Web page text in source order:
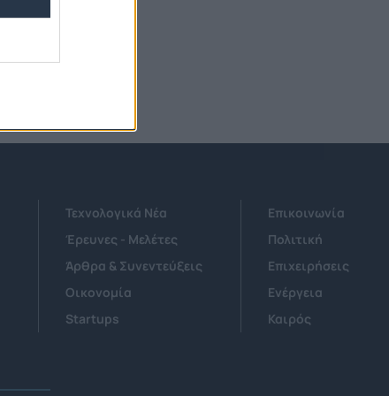
Τεχνολογικά Νέα
Έρευνες - Μελέτες
Άρθρα & Συνεντεύξεις
Οικονομία
Startups
Επικοινωνία
Πολιτική
Επιχειρήσεις
Ενέργεια
Καιρός